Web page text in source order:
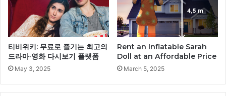
티비위키: 무료로 즐기는 최고의
드라마·영화 다시보기 플랫폼
May 3, 2025
Rent an Inflatable Sarah
Doll at an Affordable Price
March 5, 2025